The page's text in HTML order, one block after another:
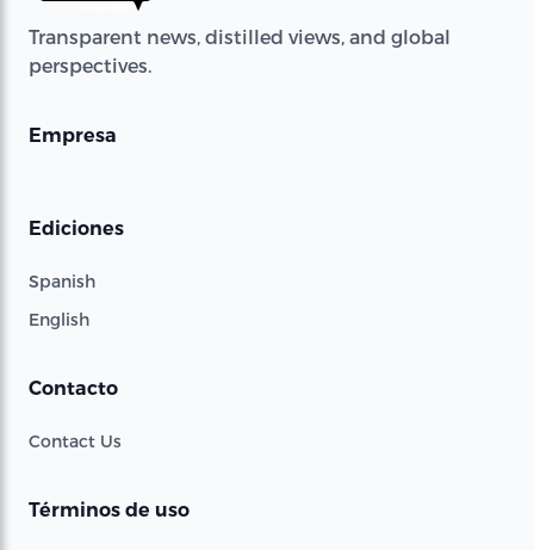
Transparent news, distilled views, and global
perspectives.
Empresa
Ediciones
Spanish
English
Contacto
Contact Us
Términos de uso